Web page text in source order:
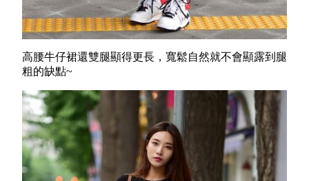
高腰牛仔裙還雙腿顯得更長，寬鬆自然就不會顯露到腿
粗的缺點~